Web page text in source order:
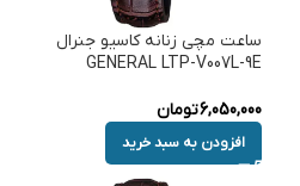
ساعت مچی زنانه کاسیو جنرال
GENERAL LTP-V007L-9E
6,050,000تومان
افزودن به سبد خرید